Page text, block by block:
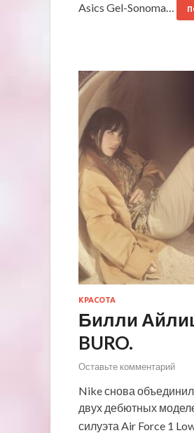
Asics Gel-Sonoma…
КРАСОТА
Билли
BURO.
Оставьте комментарий
Nike снова
двух дебютных
силуэта Air Force 1